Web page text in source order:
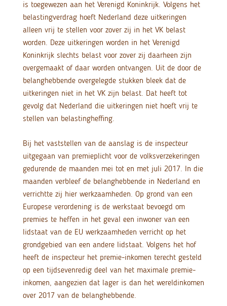
is toegewezen aan het Verenigd Koninkrijk. Volgens het
belastingverdrag hoeft Nederland deze uitkeringen
alleen vrij te stellen voor zover zij in het VK belast
worden. Deze uitkeringen worden in het Verenigd
Koninkrijk slechts belast voor zover zij daarheen zijn
overgemaakt of daar worden ontvangen. Uit de door de
belanghebbende overgelegde stukken bleek dat de
uitkeringen niet in het VK zijn belast. Dat heeft tot
gevolg dat Nederland die uitkeringen niet hoeft vrij te
stellen van belastingheffing.
Bij het vaststellen van de aanslag is de inspecteur
uitgegaan van premieplicht voor de volksverzekeringen
gedurende de maanden mei tot en met juli 2017. In die
maanden verbleef de belanghebbende in Nederland en
verrichtte zij hier werkzaamheden. Op grond van een
Europese verordening is de werkstaat bevoegd om
premies te heffen in het geval een inwoner van een
lidstaat van de EU werkzaamheden verricht op het
grondgebied van een andere lidstaat. Volgens het hof
heeft de inspecteur het premie-inkomen terecht gesteld
op een tijdsevenredig deel van het maximale premie-
inkomen, aangezien dat lager is dan het wereldinkomen
over 2017 van de belanghebbende.